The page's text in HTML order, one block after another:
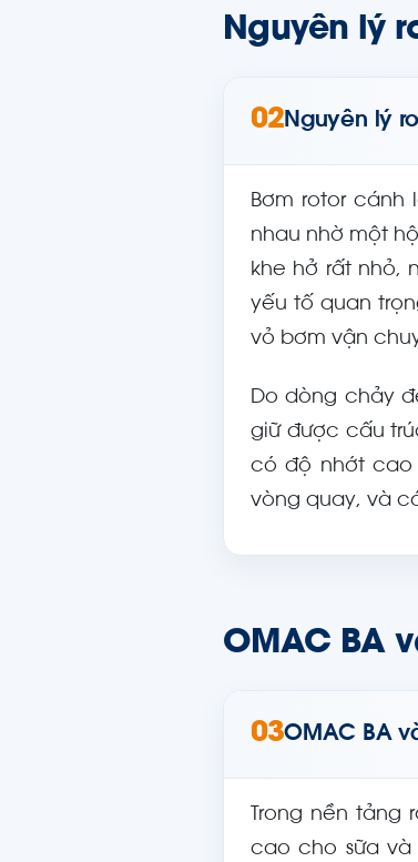
Nguyên lý
02Nguyên lý
Bơm rotor
nhau nhờ một
khe hở rất nhỏ,
yếu tố quan
vỏ bơm vận
Do dòng chảy
giữ được cấu
có độ nhớt cao
vòng quay, và
OMAC BA
03OMAC BA
Trong nền tảng
cao cho sữa và